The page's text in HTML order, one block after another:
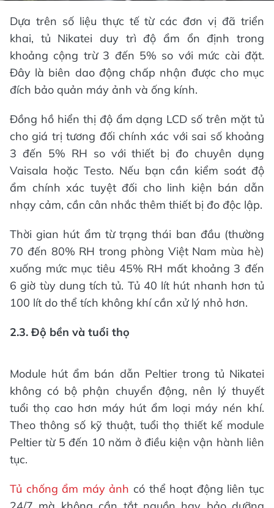
Dựa trên số liệu thực tế từ các đơn vị đã triển
khai, tủ Nikatei duy trì độ ẩm ổn định trong
khoảng cộng trừ 3 đến 5% so với mức cài đặt.
Đây là biên dao động chấp nhận được cho mục
đích bảo quản máy ảnh và ống kính.
Đồng hồ hiển thị độ ẩm dạng LCD số trên mặt tủ
cho giá trị tương đối chính xác với sai số khoảng
3 đến 5% RH so với thiết bị đo chuyên dụng
Vaisala hoặc Testo. Nếu bạn cần kiểm soát độ
ẩm chính xác tuyệt đối cho linh kiện bán dẫn
nhạy cảm, cần cân nhắc thêm thiết bị đo độc lập.
Thời gian hút ẩm từ trạng thái ban đầu (thường
70 đến 80% RH trong phòng Việt Nam mùa hè)
xuống mức mục tiêu 45% RH mất khoảng 3 đến
6 giờ tùy dung tích tủ. Tủ 40 lít hút nhanh hơn tủ
100 lít do thể tích không khí cần xử lý nhỏ hơn.
2.3. Độ bền và tuổi thọ
Module hút ẩm bán dẫn Peltier trong tủ Nikatei
không có bộ phận chuyển động, nên lý thuyết
tuổi thọ cao hơn máy hút ẩm loại máy nén khí.
Theo thông số kỹ thuật, tuổi thọ thiết kế module
Peltier từ 5 đến 10 năm ở điều kiện vận hành liên
tục.
Tủ chống ẩm máy ảnh có thể hoạt động liên tục